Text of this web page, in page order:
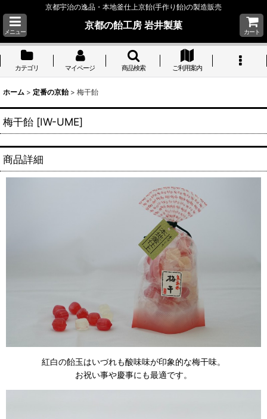
京都宇治の逸品・本地釜仕上京飴(手作り飴)の製造販売
メニュー
京都の飴工房 岩井製菓
カート
カテゴリ マイページ 商品検索 ご利用案内
ホーム > 定番の京飴 > 梅干飴
梅干飴 [IW-UME]
商品詳細
紅白の飴玉はいづれも酸味味が印象的な梅干味。
お祝い事や慶事にも最適です。